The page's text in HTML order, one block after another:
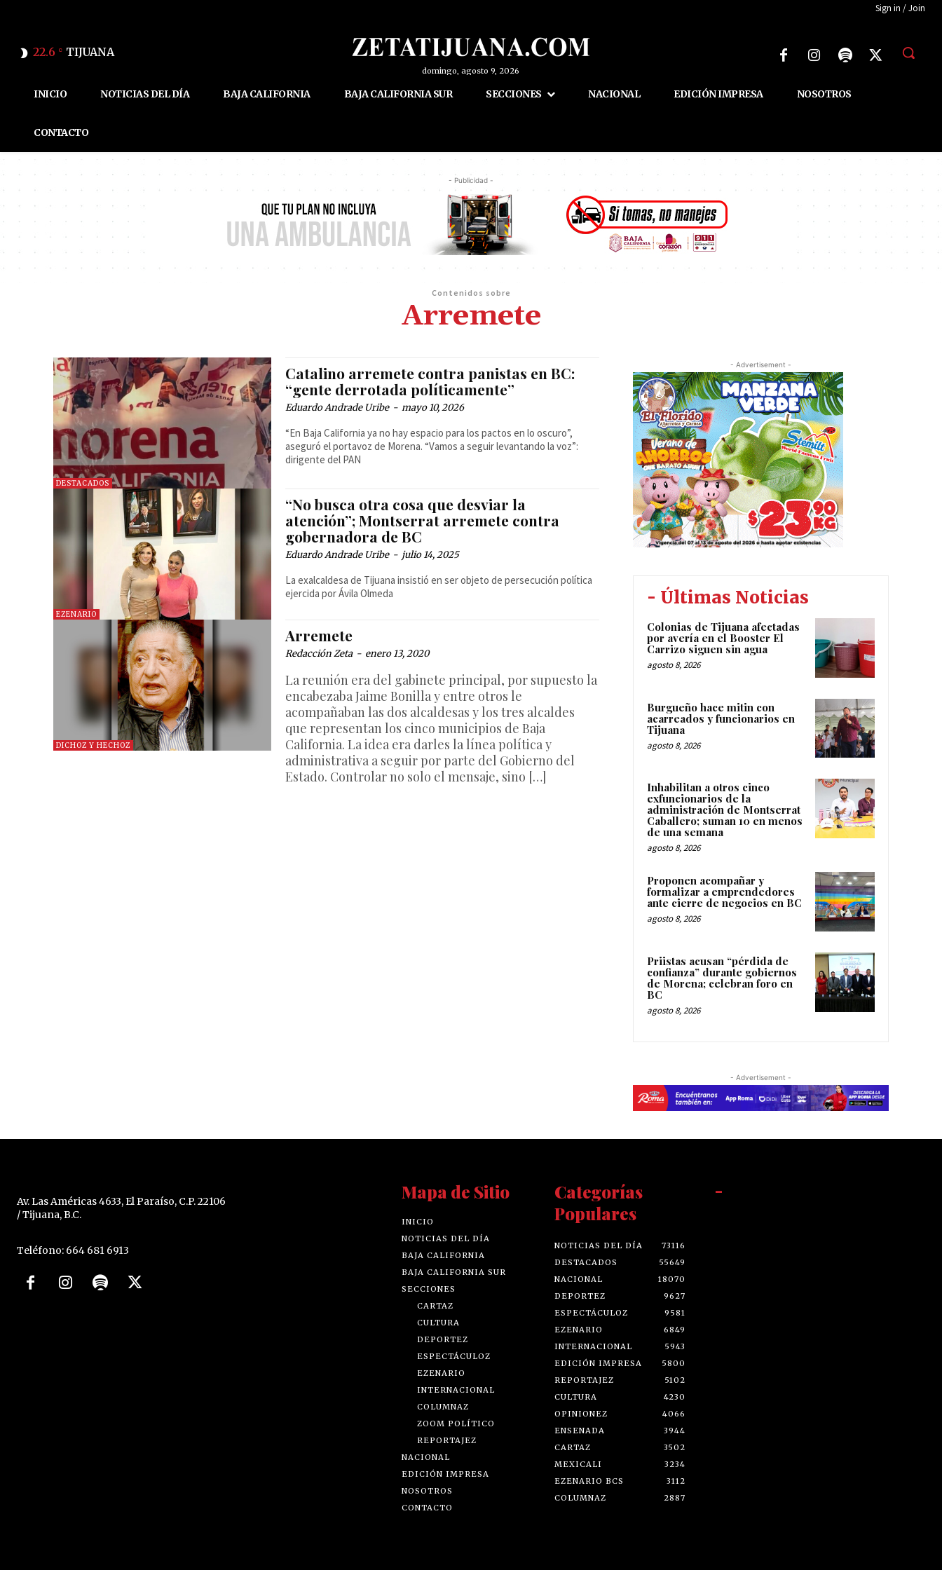
Sign in / Join
22.6 C TIJUANA
domingo, agosto 9, 2026
INICIO NOTICIAS DEL DÍA BAJA CALIFORNIA BAJA CALIFORNIA SUR SECCIONES NACIONAL EDICIÓN IMPRESA NOSOTROS
CONTACTO
- Publicidad -
Contenidos sobre
Arremete
DESTACADOS
Catalino arremete contra panistas en BC:
“gente derrotada políticamente”
Eduardo Andrade Uribe - mayo 10, 2026
“En Baja California ya no hay espacio para los pactos en lo oscuro”,
aseguró el portavoz de Morena. “Vamos a seguir levantando la voz”:
dirigente del PAN
EZENARIO
“No busca otra cosa que desviar la
atención”; Montserrat arremete contra
gobernadora de BC
Eduardo Andrade Uribe - julio 14, 2025
La exalcaldesa de Tijuana insistió en ser objeto de persecución política
ejercida por Ávila Olmeda
DICHOZ Y HECHOZ
Arremete
Redacción Zeta - enero 13, 2020
La reunión era del gabinete principal, por supuesto la
encabezaba Jaime Bonilla y entre otros le
acompañaban las dos alcaldesas y los tres alcaldes
que representan los cinco municipios de Baja
California. La idea era darles la línea política y
administrativa a seguir por parte del Gobierno del
Estado. Controlar no solo el mensaje, sino […]
- Advertisement -
- Últimas Noticias
Colonias de Tijuana afectadas
por avería en el Booster El
Carrizo siguen sin agua
agosto 8, 2026
Burgueño hace mitin con
acarreados y funcionarios en
Tijuana
agosto 8, 2026
Inhabilitan a otros cinco
exfuncionarios de la
administración de Montserrat
Caballero; suman 10 en menos
de una semana
agosto 8, 2026
Proponen acompañar y
formalizar a emprendedores
ante cierre de negocios en BC
agosto 8, 2026
Priistas acusan “pérdida de
confianza” durante gobiernos
de Morena; celebran foro en
BC
agosto 8, 2026
- Advertisement -
Av. Las Américas 4633, El Paraíso, C.P. 22106
/ Tijuana, B.C.
Teléfono: 664 681 6913
Mapa de Sitio
INICIO
NOTICIAS DEL DÍA
BAJA CALIFORNIA
BAJA CALIFORNIA SUR
SECCIONES
CARTAZ
CULTURA
DEPORTEZ
ESPECTÁCULOZ
EZENARIO
INTERNACIONAL
COLUMNAZ
ZOOM POLÍTICO
REPORTAJEZ
NACIONAL
EDICIÓN IMPRESA
NOSOTROS
CONTACTO
Categorías
Populares
NOTICIAS DEL DÍA
73116
DESTACADOS
55649
NACIONAL
18070
DEPORTEZ
9627
ESPECTÁCULOZ
9581
EZENARIO
6849
INTERNACIONAL
5943
EDICIÓN IMPRESA
5800
REPORTAJEZ
5102
CULTURA
4230
OPINIONEZ
4066
ENSENADA
3944
CARTAZ
3502
MEXICALI
3234
EZENARIO BCS
3112
COLUMNAZ
2887
-